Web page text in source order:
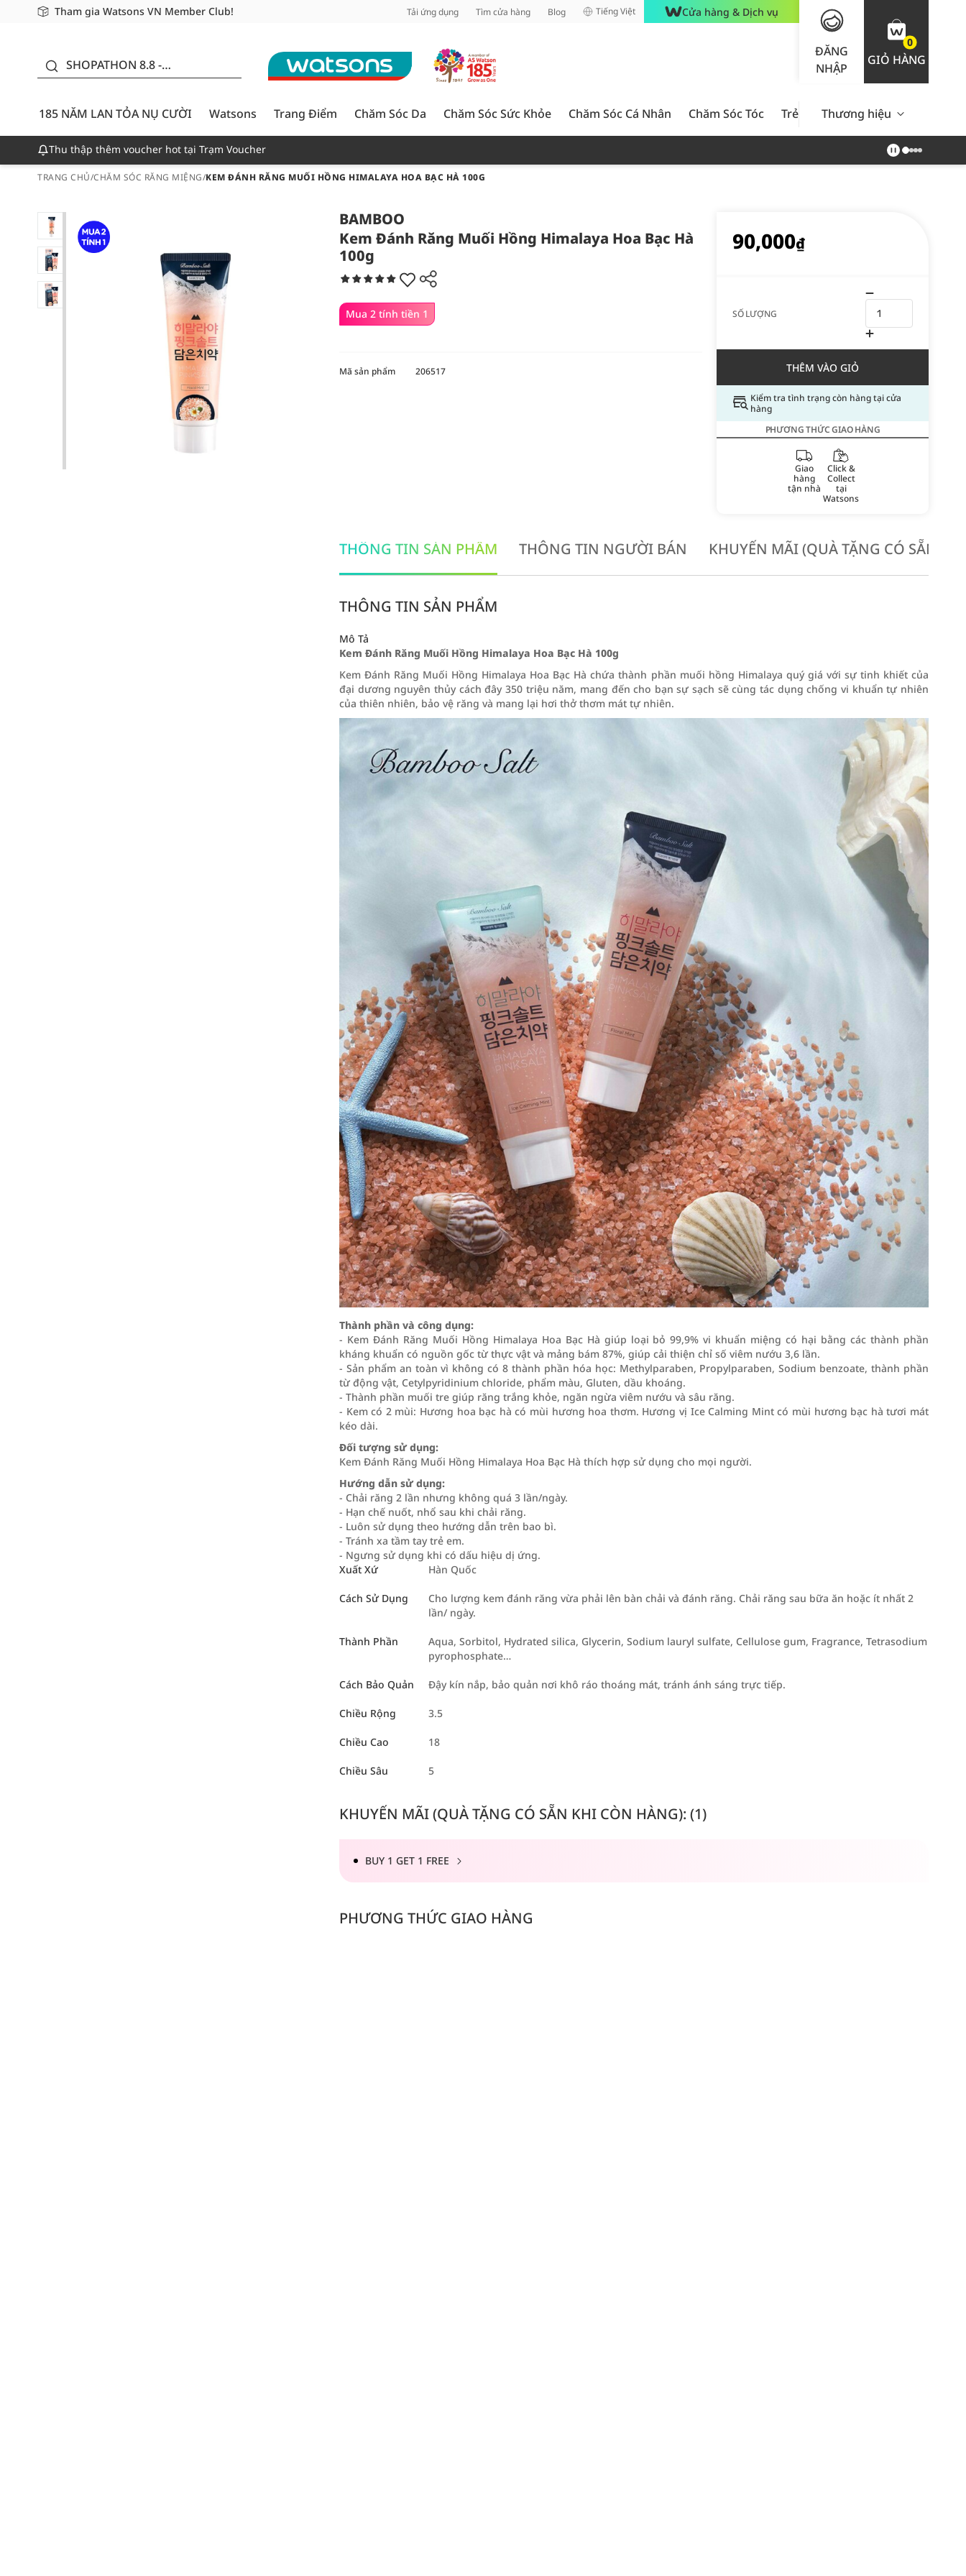
Tham gia Watsons VN Member Club!
Miễn phí giao hàng cho đơn hàng từ 249,000Đ
Giao hàng nhanh 24h - Áp dụng khu vực TP. Hồ Chí Minh Tải ứng dụng Tìm cửa hàng Blog Tiếng Việt Cửa hàng & Dịch vụ
ĐĂNG
NHẬP
0
GIỎ HÀNG
SHOPATHON 8.8 -
CƯỜI - GIẢM ĐẾN
50%
185 NĂM LAN TỎA NỤ CƯỜI
Watsons Trang Điểm Chăm Sóc Da Chăm Sóc Sức Khỏe Chăm Sóc Cá Nhân Chăm Sóc Tóc Trẻ Em Nam Giới Chăm Sóc
Thương hiệu
Thu thập thêm voucher hot tại Trạm Voucher
TRANG CHỦ/CHĂM SÓC RĂNG MIỆNG/KEM ĐÁNH RĂNG MUỐI HỒNG HIMALAYA HOA BẠC HÀ 100G
BAMBOO
Kem Đánh Răng Muối Hồng Himalaya Hoa Bạc Hà
100g
Mua 2 tính tiền 1
90,000₫
SỐ LƯỢNG
THÊM VÀO GIỎ
Kiểm tra tình trạng còn hàng tại cửa
hàng
PHƯƠNG THỨC GIAO HÀNG
Giao
hàng
tận nhà
Click &
Collect
tại
Watsons
Mã sản phẩm 206517
THÔNG TIN SẢN PHẨM THÔNG TIN NGƯỜI BÁN KHUYẾN MÃI (QUÀ TẶNG CÓ SẴN
THÔNG TIN SẢN PHẨM
Mô Tả
Kem Đánh Răng Muối Hồng Himalaya Hoa Bạc Hà 100g
Kem Đánh Răng Muối Hồng Himalaya Hoa Bạc Hà chứa thành phần muối hồng Himalaya quý giá với sự tinh khiết của
đại dương nguyên thủy cách đây 350 triệu năm, mang đến cho bạn sự sạch sẽ cùng tác dụng chống vi khuẩn tự nhiên
của thiên nhiên, bảo vệ răng và mang lại hơi thở thơm mát tự nhiên.
Thành phần và công dụng:
- Kem Đánh Răng Muối Hồng Himalaya Hoa Bạc Hà giúp loại bỏ 99,9% vi khuẩn miệng có hại bằng các thành phần
kháng khuẩn có nguồn gốc từ thực vật và mảng bám 87%, giúp cải thiện chỉ số viêm nướu 3,6 lần.
- Sản phẩm an toàn vì không có 8 thành phần hóa học: Methylparaben, Propylparaben, Sodium benzoate, thành phần
từ động vật, Cetylpyridinium chloride, phẩm màu, Gluten, dầu khoáng.
- Thành phần muối tre giúp răng trắng khỏe, ngăn ngừa viêm nướu và sâu răng.
- Kem có 2 mùi: Hương hoa bạc hà có mùi hương hoa thơm. Hương vị Ice Calming Mint có mùi hương bạc hà tươi mát
kéo dài.
Đối tượng sử dụng:
Kem Đánh Răng Muối Hồng Himalaya Hoa Bạc Hà thích hợp sử dụng cho mọi người.
Hướng dẫn sử dụng:
- Chải răng 2 lần nhưng không quá 3 lần/ngày.
- Hạn chế nuốt, nhổ sau khi chải răng.
- Luôn sử dụng theo hướng dẫn trên bao bì.
- Tránh xa tầm tay trẻ em.
- Ngưng sử dụng khi có dấu hiệu dị ứng.
Xuất Xứ
Hàn Quốc
Cách Sử Dụng
Cho lượng kem đánh răng vừa phải lên bàn chải và đánh răng. Chải răng sau bữa ăn hoặc ít nhất 2
lần/ ngày.
Thành Phần
Aqua, Sorbitol, Hydrated silica, Glycerin, Sodium lauryl sulfate, Cellulose gum, Fragrance, Tetrasodium
pyrophosphate…
Cách Bảo Quản Đậy kín nắp, bảo quản nơi khô ráo thoáng mát, tránh ánh sáng trực tiếp.
Chiều Rộng 3.5
Chiều Cao 18
Chiều Sâu 5
KHUYẾN MÃI (QUÀ TẶNG CÓ SẴN KHI CÒN HÀNG): (1)
BUY 1 GET 1 FREE
PHƯƠNG THỨC GIAO HÀNG